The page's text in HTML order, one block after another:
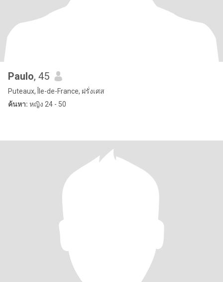
Paulo, 45
Puteaux, Île-de-France, ฝรั่งเศส
ค้นหา: หญิง 24 - 50